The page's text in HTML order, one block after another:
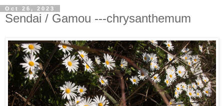
Oct 26, 2023
Sendai / Gamou ---chrysanthemum